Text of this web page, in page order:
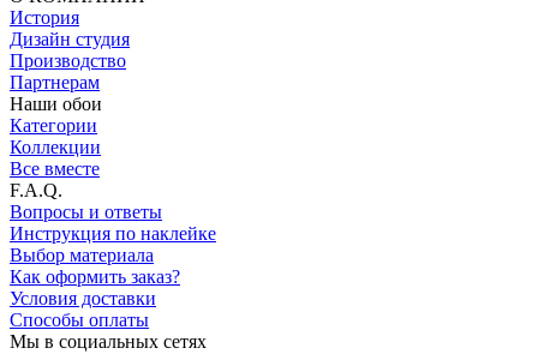
История
Дизайн студия
Производство
Партнерам
Наши обои
Категории
Коллекции
Все вместе
F.A.Q.
Вопросы и ответы
Инструкция по наклейке
Выбор материала
Как оформить заказ?
Условия доставки
Способы оплаты
Мы в социальных сетях